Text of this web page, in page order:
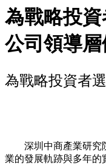
為戰略投
公司領導
為戰略投資者
深圳中商產業研究
業的發展軌跡與多年的